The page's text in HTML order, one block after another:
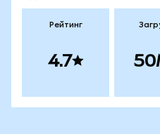
Рейтинг
4.7